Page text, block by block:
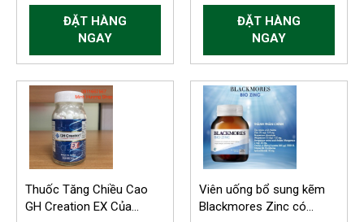
ĐẶT HÀNG
NGAY
ĐẶT HÀNG
NGAY
Thuốc Tăng Chiều Cao
GH Creation EX Của...
Viên uống bổ sung kẽm
Blackmores Zinc có...